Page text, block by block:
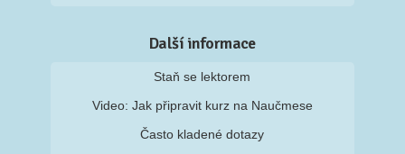
Další informace
Staň se lektorem
Video: Jak připravit kurz na Naučmese
Často kladené dotazy